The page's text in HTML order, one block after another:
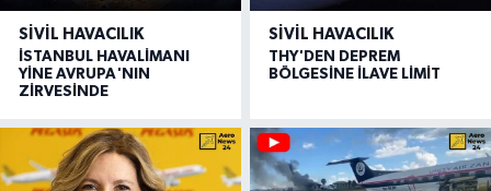
SIVIL HAVACILIK
İSTANBUL HAVALİMANI
YİNE AVRUPA'NIN
ZİRVESİNDE
SIVIL HAVACILIK
THY'DEN DEPREM
BÖLGESİNE İLAVE LİMİT